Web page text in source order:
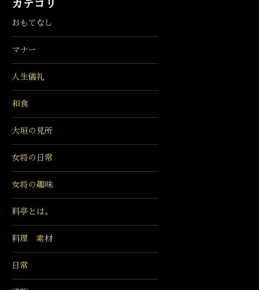
カテゴリ
おもてなし
マナー
人生儀礼
和食
大垣の見所
女将の日常
女将の趣味
料亭とは。
料理 素材
日常